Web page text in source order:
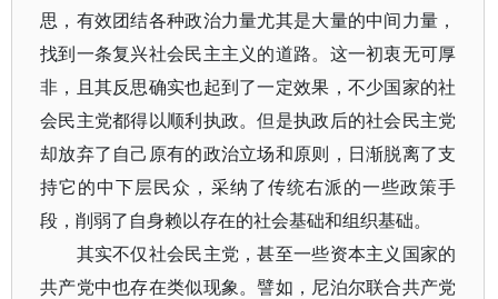
思，有效团结各种政治力量尤其是大量的中间力量，
找到一条复兴社会民主主义的道路。这一初衷无可厚
非，且其反思确实也起到了一定效果，不少国家的社
会民主党都得以顺利执政。但是执政后的社会民主党
却放弃了自己原有的政治立场和原则，日渐脱离了支
持它的中下层民众，采纳了传统右派的一些政策手
段，削弱了自身赖以存在的社会基础和组织基础。
其实不仅社会民主党，甚至一些资本主义国家的
共产党中也存在类似现象。譬如，尼泊尔联合共产党